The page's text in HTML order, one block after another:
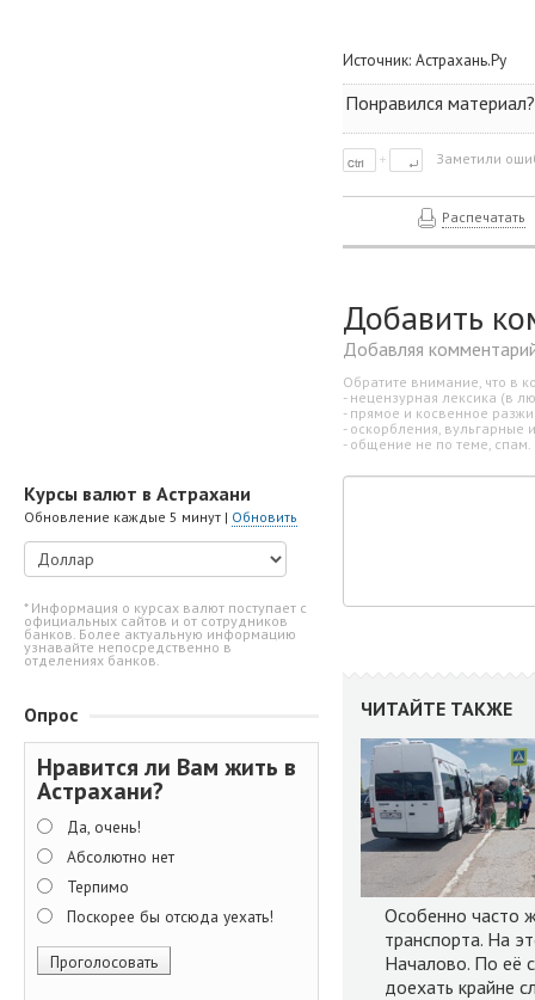
Курсы валют в Астрахани
Обновление каждые 5 минут | Обновить
* Информация о курсах валют поступает с
официальных сайтов и от сотрудников
банков. Более актуальную информацию
узнавайте непосредственно в
отделениях банков.
Опрос
Нравится ли Вам жить в
Астрахани?
Да, очень!
Абсолютно нет
Терпимо
Поскорее бы отсюда уехать!
Источник: Астрахань.Ру
Понравился
Заметили
Распечатать
Добавить
Добавляя
Обратите внимание, что в
- нецензурная лексика (в
- прямое и косвенное
- оскорбления, вульгарные
- общение не по теме, спам.
ЧИТАЙТЕ ТАКЖЕ
Особенно часто
транспорта. На
Началово. По её
доехать крайне